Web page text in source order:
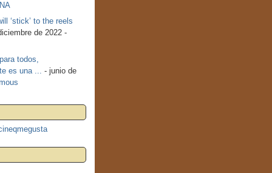
‘stick’ to the reels
de 2022 -
todos,
es una ... - junio de